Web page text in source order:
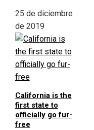
25 de diciembre
de 2019
California is the
first state to
officially go fur-
free